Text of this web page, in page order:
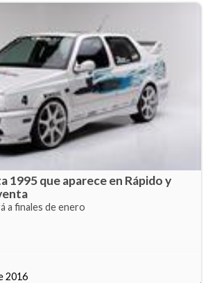
1995 que aparece en Rápido y
a finales de enero
2016